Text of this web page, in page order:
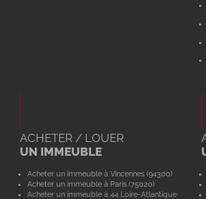
ACHETER / LOUER
UN IMMEUBLE
Acheter un immeuble à Vincennes (94300)
Acheter un immeuble à Paris (75020)
Acheter un immeuble à 44 Loire-Atlantique